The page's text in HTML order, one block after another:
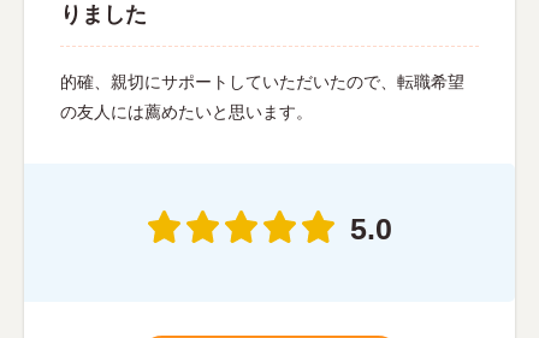
りました
的確、親切にサポートしていただいたので、転職希望
の友人には薦めたいと思います。
5.0